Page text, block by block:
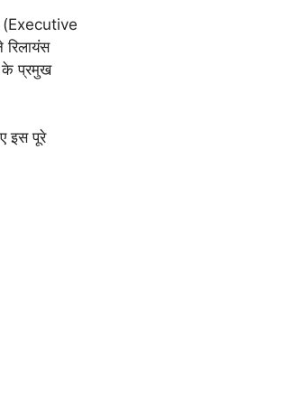
(Executive
रिलायंस
के प्रमुख
इस पूरे